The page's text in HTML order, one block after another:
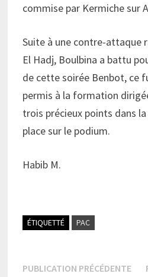
commise par Kermiche sur
Suite à une contre-attaque
El Hadj, Boulbina a battu
de cette soirée Benbot, ce
permis à la formation
trois précieux points dans
place sur le podium.
Habib M.
ÉTIQUETTÉ PAC
Navigation
PUBLICATION PRÉCÉDENTE